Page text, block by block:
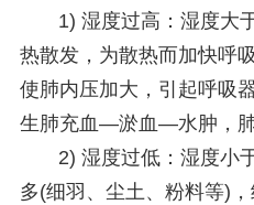
1) 湿度过高：湿度大
热散发，为散热而加快呼
使肺内压加大，引起呼吸
生肺充血—淤血—水肿，肺
2) 湿度过低：湿度小
多(细羽、尘土、粉料等)